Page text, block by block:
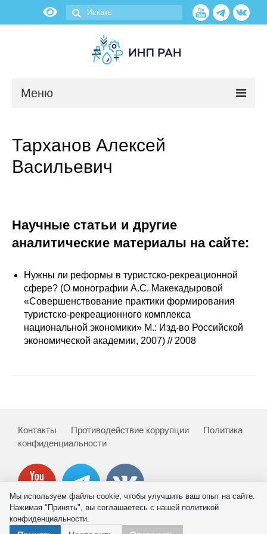
Меню
О нас
Администрация
Сотрудники
Отчетность
Противодействие коррупции
Издания
Проблемы прогнозирования
О журнале
Номера журналов
Тарханов Алексей
Васильевич
Научные статьи и другие
аналитические материалы на сайте:
Нужны ли реформы в туристско-рекреационной
сфере? (О монографии А.С. Макекадыровой
«Совершенствование практики формирования
туристско-рекреационного комплекса
национальной экономики» М.: Изд-во Российской
экономической академии, 2007) // 2008
Контакты Противодействие коррупции
Политика
конфиденциальности
© 2026 ИНП РАН
Мы используем файлы cookie, чтобы улучшить ваш опыт на сайте.
Нажимая "Принять", вы соглашаетесь с нашей политикой
конфиденциальности.